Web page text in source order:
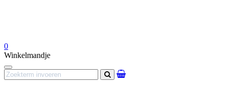
0
Winkelmandje
Navigation
Zoeken